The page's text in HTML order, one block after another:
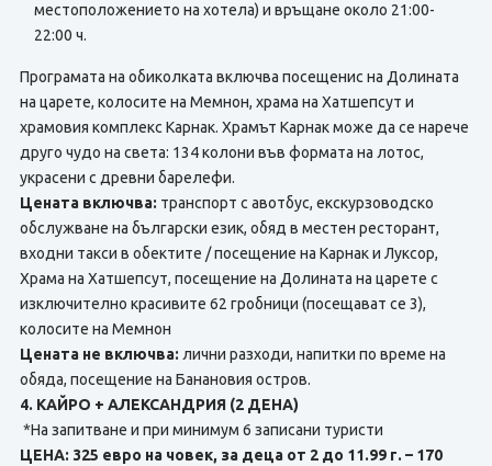
местоположението на хотела) и връщане около 21:00-
22:00 ч.
Програмата на обиколката включва посещенис на Долината
на царете, колосите на Мемнон, храма на Хатшепсут и
храмовия комплекс Карнак. Храмът Карнак може да се нарече
друго чудо на света: 134 колони във формата на лотос,
украсени с древни барелефи.
Цената включва: транспорт с авотбус, екскурзоводско
обслужване на български език, обяд в местен ресторант,
входни такси в обектите / посещение на Карнак и Луксор,
Храма на Хатшепсут, посещение на Долината на царете с
изключително красивите 62 гробници (посещават се 3),
колосите на Мемнон
Цената не включва: лични разходи, напитки по време на
обяда, посещение на Банановия остров.
4. КАЙРО + АЛЕКСАНДРИЯ (2 ДЕНА)
*На запитване и при минимум 6 записани туристи
ЦЕНА: 325 евро на човек, за деца от 2 до 11.99 г. – 170